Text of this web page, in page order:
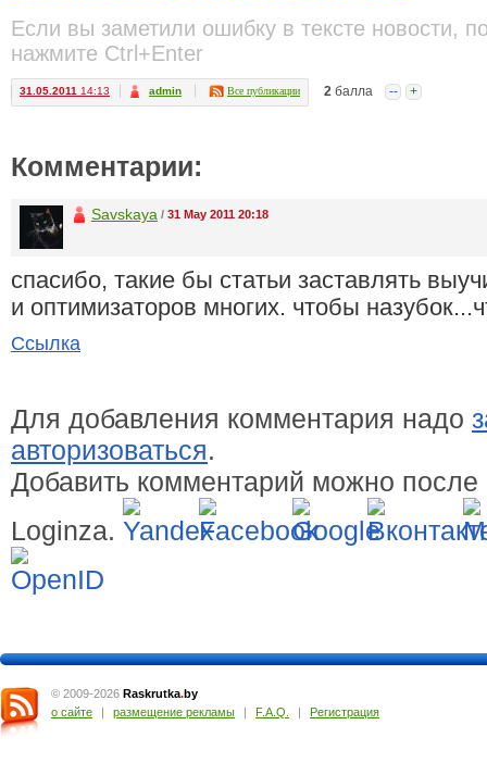
Если вы заметили ошибку в тексте новости,
нажмите Ctrl+Enter
31.05.2011 14:13 admin Все публикации 2 балла -- +
Комментарии:
Savskaya / 31 May 2011 20:18
спасибо, такие бы статьи заставлять
и оптимизаторов многих. чтобы
Ссылка
Для добавления комментария надо
авторизоваться.
Добавить комментарий можно после
Loginza.
© 2009-2026 Raskrutka.by
о сайте
| размещение рекламы | F.A.Q. | Регистрация